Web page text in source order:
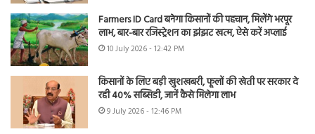
Farmers ID Card बनेगा किसानों की पहचान, मिलेंगे भरपूर
लाभ, बार-बार रजिस्ट्रेशन का झंझट खत्म, ऐसे करें अप्लाई
10 July 2026 - 12:42 PM
किसानों के लिए बड़ी खुशखबरी, फूलों की खेती पर सरकार दे
रही 40% सब्सिडी, जानें कैसे मिलेगा लाभ
9 July 2026 - 12:46 PM